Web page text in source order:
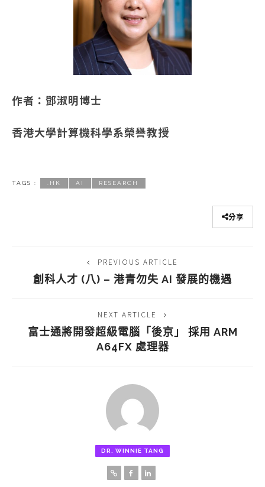
作者： 鄧淑明博士
香港大學計算機科學系榮譽教授
TAGS : .HK AI RESEARCH
分享
PREVIOUS ARTICLE
創科人才 (八) – 港青勿失 AI 發展的機遇
NEXT ARTICLE
富士通將開發超級電腦「後京」 採用 ARM
A64FX 處理器
DR. WINNIE TANG